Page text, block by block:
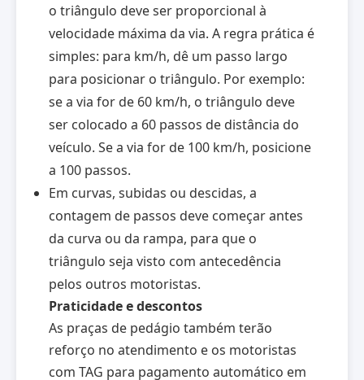
o triângulo deve ser proporcional à
velocidade máxima da via. A regra prática é
simples: para km/h, dê um passo largo
para posicionar o triângulo. Por exemplo:
se a via for de 60 km/h, o triângulo deve
ser colocado a 60 passos de distância do
veículo. Se a via for de 100 km/h, posicione
a 100 passos.
Em curvas, subidas ou descidas, a
contagem de passos deve começar antes
da curva ou da rampa, para que o
triângulo seja visto com antecedência
pelos outros motoristas.
Praticidade e descontos
As praças de pedágio também terão
reforço no atendimento e os motoristas
com TAG para pagamento automático em